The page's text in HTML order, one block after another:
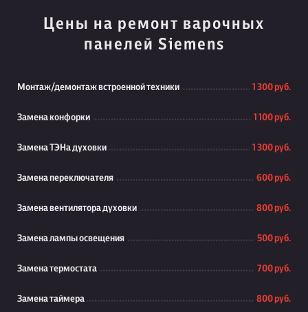
Цены на ремонт варочных
панелей Siemens
Монтаж/демонтаж встроенной техники 1 300 руб.
Замена конфорки 1 100 руб.
Замена ТЭНа духовки 1 300 руб.
Замена переключателя 600 руб.
Замена вентилятора духовки 800 руб.
Замена лампы освещения 500 руб.
Замена термостата 700 руб.
Замена таймера 800 руб.